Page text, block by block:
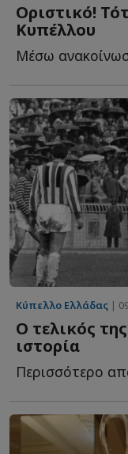
Οριστικό!
Κυπέλλου
Κύπελλο Ελλάδας |
Ο τελικός
ιστορία